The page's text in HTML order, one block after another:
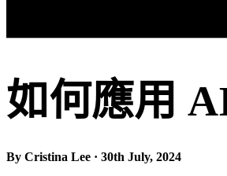
如何應用
By Cristina Lee · 30th July, 2024